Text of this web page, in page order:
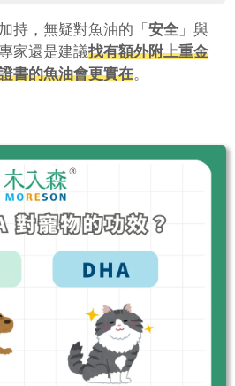
持，無疑對魚油的「 安全 」與
家還是建議找有額外附上重金
書的魚油會更實在。